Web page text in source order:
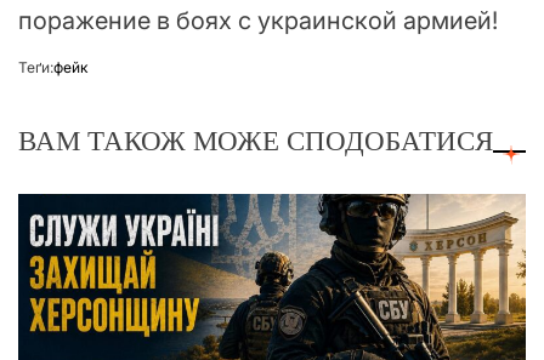
поражение в боях с украинской армией!
Теґи:фейк
ВАМ ТАКОЖ МОЖЕ СПОДОБАТИСЯ